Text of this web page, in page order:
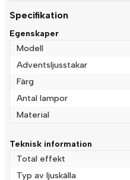
question
name
Specifikation
Egenskaper
Modell
Adventsljusstakar
Färg
Antal lampor
Material
Teknisk information
Total effekt
Typ av ljuskälla